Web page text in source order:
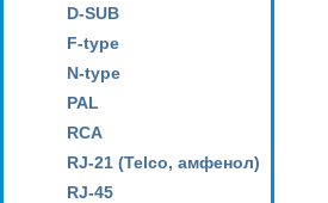
D-SUB
F-type
N-type
PAL
RCA
RJ-21 (Telco, амфенол)
RJ-45